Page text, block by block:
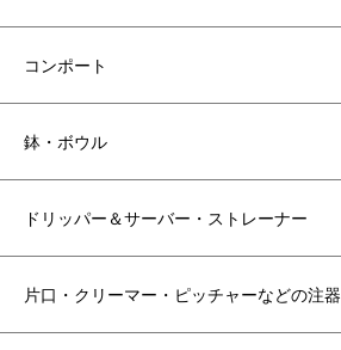
コンポート
鉢・ボウル
ドリッパー＆サーバー・ストレーナー
片口・クリーマー・ピッチャーなどの注器